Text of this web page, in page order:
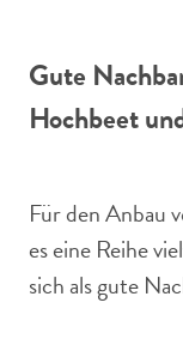
Gute
Hochbeet
Für den Anbau
es eine Reihe
sich als gute